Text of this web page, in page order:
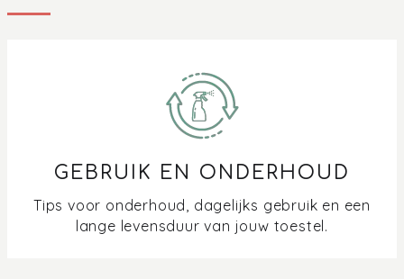
GEBRUIK EN ONDERHOUD
Tips voor onderhoud, dagelijks gebruik en een
lange levensduur van jouw toestel.